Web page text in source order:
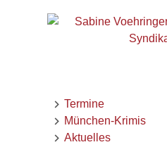
Termine
München-Krimis
Aktuelles